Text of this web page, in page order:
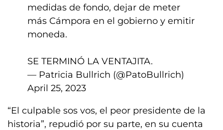
medidas de fondo, dejar de meter
más Cámpora en el gobierno y emitir
moneda.
SE TERMINÓ LA VENTAJITA.
— Patricia Bullrich (@PatoBullrich)
April 25, 2023
“El culpable sos vos, el peor presidente de la
historia”, repudió por su parte, en su cuenta